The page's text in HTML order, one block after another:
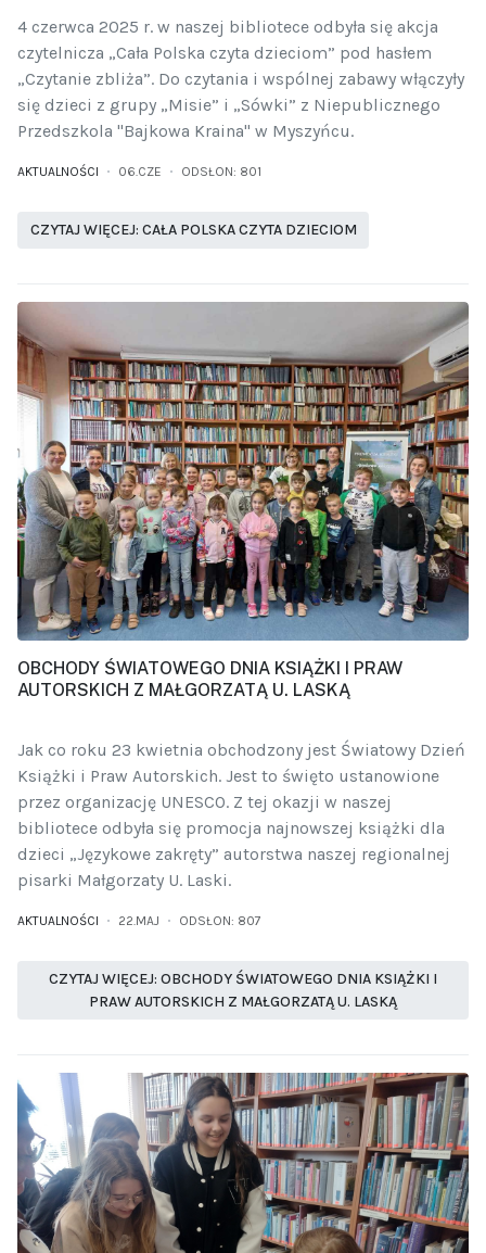
4 czerwca 2025 r. w naszej bibliotece odbyła się akcja
czytelnicza „Cała Polska czyta dzieciom” pod hasłem
„Czytanie zbliża”. Do czytania i wspólnej zabawy włączyły
się dzieci z grupy „Misie” i „Sówki” z Niepublicznego
Przedszkola "Bajkowa Kraina" w Myszyńcu.
AKTUALNOŚCI 06.CZE ODSŁON: 801
CZYTAJ WIĘCEJ: CAŁA POLSKA CZYTA DZIECIOM
OBCHODY ŚWIATOWEGO DNIA KSIĄŻKI I PRAW
AUTORSKICH Z MAŁGORZATĄ U. LASKĄ
Jak co roku 23 kwietnia obchodzony jest Światowy Dzień
Książki i Praw Autorskich. Jest to święto ustanowione
przez organizację UNESCO. Z tej okazji w naszej
bibliotece odbyła się promocja najnowszej książki dla
dzieci „Językowe zakręty” autorstwa naszej regionalnej
pisarki Małgorzaty U. Laski.
AKTUALNOŚCI 22.MAJ ODSŁON: 807
CZYTAJ WIĘCEJ: OBCHODY ŚWIATOWEGO DNIA KSIĄŻKI I
PRAW AUTORSKICH Z MAŁGORZATĄ U. LASKĄ